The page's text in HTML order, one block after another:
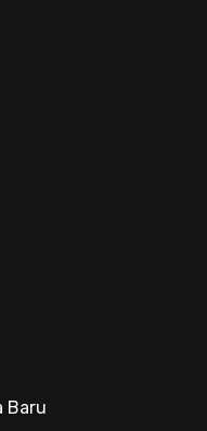
Baru